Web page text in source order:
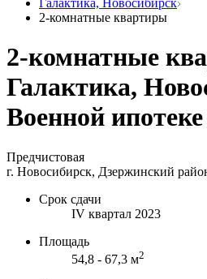
Галактика, Новосибирск
2-комнатные квартиры
2-комнатные
Галактика,
Военной ипотеке
Предчистовая
г. Новосибирск, Дзержинский
Срок сдачи
IV квартал 2023
Площадь
54,8 - 67,3 м2